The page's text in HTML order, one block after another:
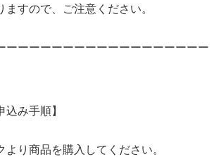
すので、ご注意ください。
ーーーーーーーーーーーーーーーーーー
込み手順】
より商品を購入してください。